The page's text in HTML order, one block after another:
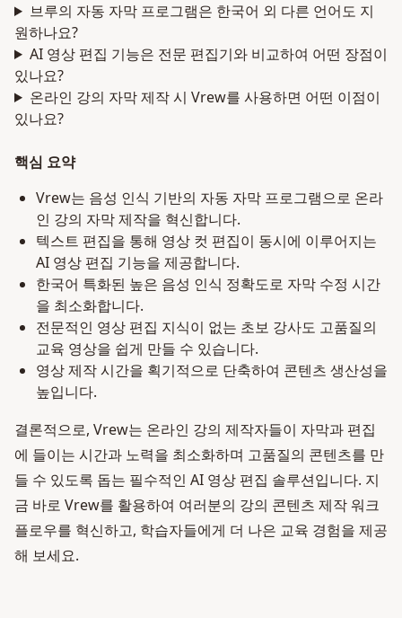
브루의 자동 자막 프로그램은 한국어 외 다른 언어도 지
원하나요?
AI 영상 편집 기능은 전문 편집기와 비교하여 어떤 장점이
있나요?
온라인 강의 자막 제작 시 Vrew를 사용하면 어떤 이점이
있나요?
핵심 요약
Vrew는 음성 인식 기반의 자동 자막 프로그램으로 온라
인 강의 자막 제작을 혁신합니다.
텍스트 편집을 통해 영상 컷 편집이 동시에 이루어지는
AI 영상 편집 기능을 제공합니다.
한국어 특화된 높은 음성 인식 정확도로 자막 수정 시간
을 최소화합니다.
전문적인 영상 편집 지식이 없는 초보 강사도 고품질의
교육 영상을 쉽게 만들 수 있습니다.
영상 제작 시간을 획기적으로 단축하여 콘텐츠 생산성을
높입니다.
결론적으로, Vrew는 온라인 강의 제작자들이 자막과 편집
에 들이는 시간과 노력을 최소화하며 고품질의 콘텐츠를 만
들 수 있도록 돕는 필수적인 AI 영상 편집 솔루션입니다. 지
금 바로 Vrew를 활용하여 여러분의 강의 콘텐츠 제작 워크
플로우를 혁신하고, 학습자들에게 더 나은 교육 경험을 제공
해 보세요.